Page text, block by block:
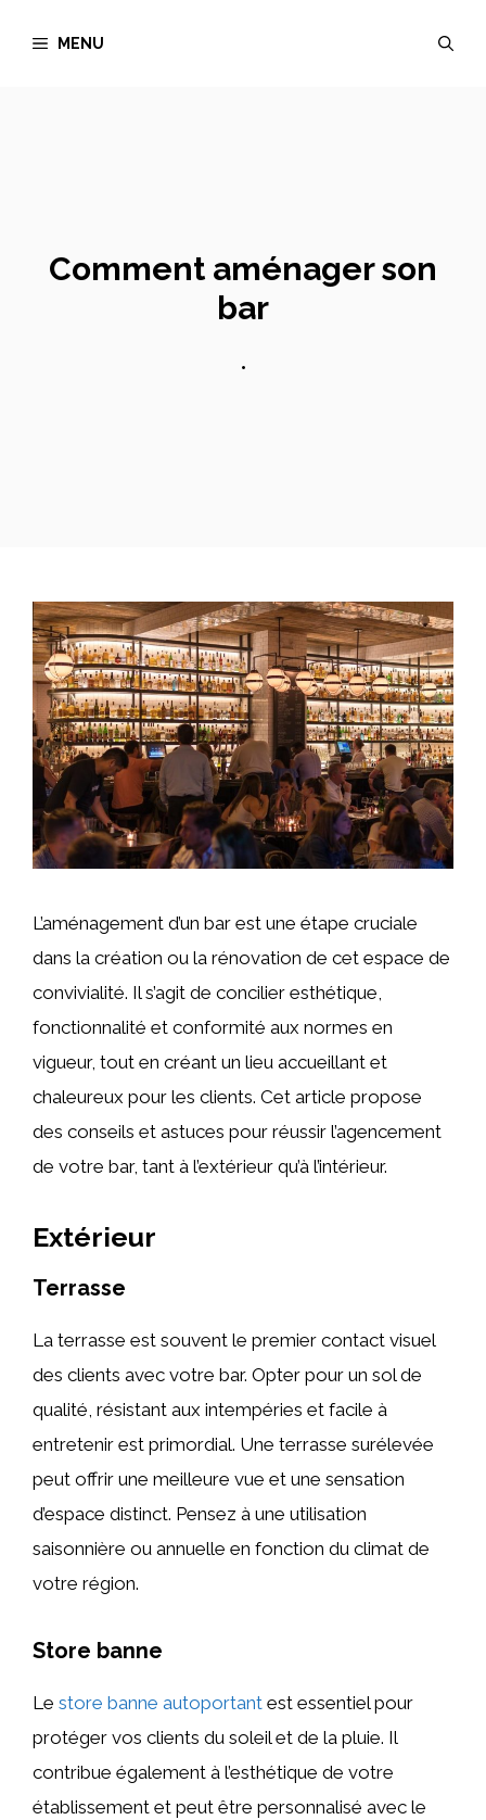
MENU
Comment aménager son
bar
•
L’aménagement d’un bar est une étape cruciale
dans la création ou la rénovation de cet espace de
convivialité. Il s’agit de concilier esthétique,
fonctionnalité et conformité aux normes en
vigueur, tout en créant un lieu accueillant et
chaleureux pour les clients. Cet article propose
des conseils et astuces pour réussir l’agencement
de votre bar, tant à l’extérieur qu’à l’intérieur.
Extérieur
Terrasse
La terrasse est souvent le premier contact visuel
des clients avec votre bar. Opter pour un sol de
qualité, résistant aux intempéries et facile à
entretenir est primordial. Une terrasse surélevée
peut offrir une meilleure vue et une sensation
d’espace distinct. Pensez à une utilisation
saisonnière ou annuelle en fonction du climat de
votre région.
Store banne
Le store banne autoportant est essentiel pour
protéger vos clients du soleil et de la pluie. Il
contribue également à l’esthétique de votre
établissement et peut être personnalisé avec le